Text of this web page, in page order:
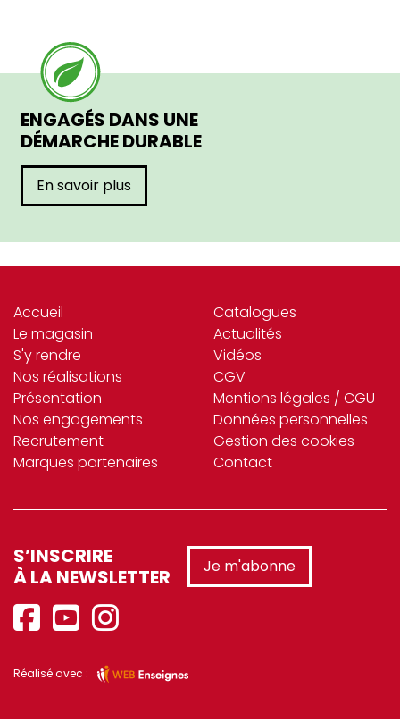
ROWLETT (1)
RUBBERMAID (4)
SAINT_ROMAIN (329)
SECURIT (79)
SKIP (2)
SOFRACA (3)
softclean (3)
SOLIA (22)
SONOLYS (95)
SPAAS (26)
st_ckel (2)
STAUB (40)
stil (6)
SUN (3)
TABLECRAFT (42)
ENGAGÉS DANS UNE
DÉMARCHE DURABLE
En savoir plus
Accueil
Le magasin
S'y rendre
Nos réalisations
Présentation
Nos engagements
Recrutement
Marques partenaires
Catalogues
Actualités
Vidéos
CGV
Mentions légales / CGU
Données personnelles
Gestion des cookies
Contact
S’INSCRIRE
À LA NEWSLETTER
Je m'abonne
Réalisé avec :